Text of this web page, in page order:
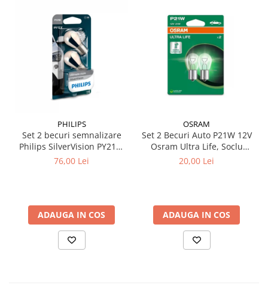
PHILIPS
Set 2 becuri semnalizare
Philips SilverVision PY21W
BAU15s 12V 21W
76,00 Lei
ADAUGA IN COS
OSRAM
Set 2 Becuri Auto P21W 12V
Osram Ultra Life, Soclu
BA15s, Durata de Viata
20,00 Lei
ADAUGA IN COS